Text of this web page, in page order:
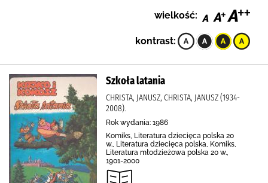
wielkość:
kontrast:
Szkoła latania
CHRISTA, JANUSZ, CHRISTA, JANUSZ (1934-
2008).
Rok wydania: 1986
Komiks, Literatura dziecięca polska 20
w., Literatura dziecięca polska, Komiks,
Literatura młodzieżowa polska 20 w.,
1901-2000